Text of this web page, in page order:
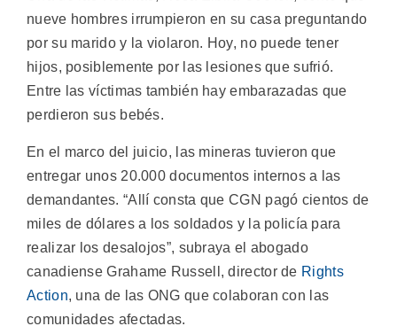
nueve hombres irrumpieron en su casa preguntando
por su marido y la violaron. Hoy, no puede tener
hijos, posiblemente por las lesiones que sufrió.
Entre las víctimas también hay embarazadas que
perdieron sus bebés.
En el marco del juicio, las mineras tuvieron que
entregar unos 20.000 documentos internos a las
demandantes. “Allí consta que CGN pagó cientos de
miles de dólares a los soldados y la policía para
realizar los desalojos”, subraya el abogado
canadiense Grahame Russell, director de Rights
Action, una de las ONG que colaboran con las
comunidades afectadas.